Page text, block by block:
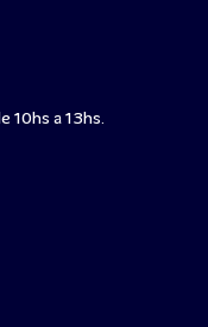
10hs a 13hs.